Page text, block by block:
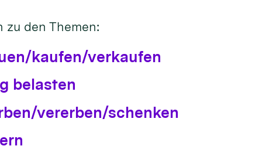
zu den Themen:
kaufen/verkaufen
belasten
vererben/schenken